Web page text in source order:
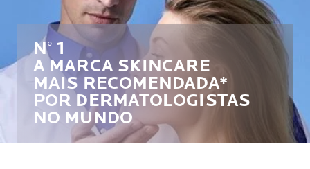
N° 1
A MARCA SKINCARE
MAIS RECOMENDADA*
POR DERMATOLOGISTAS
NO MUNDO